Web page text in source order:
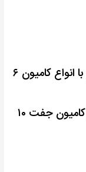
با انواع کامیون ۶
با انواع کامیون جفت ۱۰